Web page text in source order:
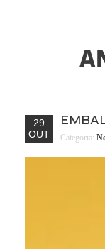
29
OUT
Categoria: